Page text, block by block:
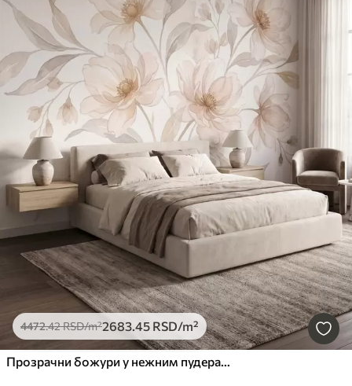
4472.42RSD/m²2683.45 RSD/m²
Прозрачни божури у нежним пудерасто-беж тоновима